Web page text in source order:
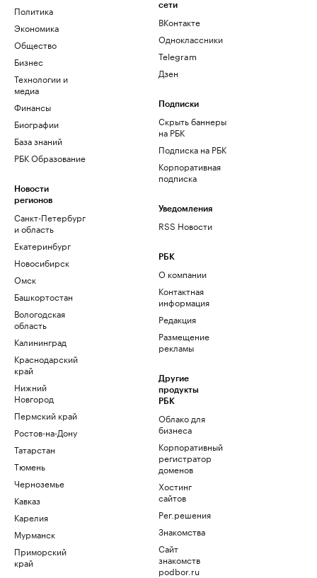
Политика
Экономика
Общество
Бизнес
Технологии и
медиа
Финансы
Биографии
База знаний
РБК Образование
Новости
регионов
Санкт-Петербург
и область
Екатеринбург
Новосибирск
Омск
Башкортостан
Вологодская
область
Калининград
Краснодарский
край
Нижний
Новгород
Пермский край
Ростов-на-Дону
Татарстан
Тюмень
Черноземье
Кавказ
Карелия
Мурманск
Приморский
край
сети
ВКонтакте
Одноклассники
Telegram
Дзен
Подписки
Скрыть баннеры
на РБК
Подписка на РБК
Корпоративная
подписка
Уведомления
RSS Новости
РБК
О компании
Контактная
информация
Редакция
Размещение
рекламы
Другие
продукты
РБК
Облако для
бизнеса
Корпоративный
регистратор
доменов
Хостинг
сайтов
Рег.решения
Знакомства
Сайт
знакомств
podbor.ru